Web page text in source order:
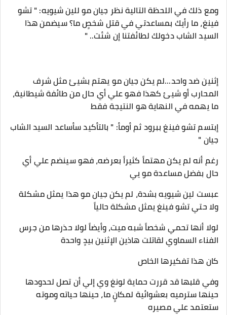
ومع ذلك في اللحظة التالية نظر جيان مو للين شيويه: " تشو
فينغ، ما رأيك بمساعدتي في قتل شخصٍ ما؟ سيضمن هذا
السيد الشاب دخولك لطائفتنا إن شئت.. "
إثنين ضد واحد...لم يكن جيان مو يهتم بشيئ مثل شرف
المحارب أو شيئ كهذا فهو علي أي حال من طائفة شيطانية،
ما يهمه في النهاية هو النتيجة فقط
إبتسم تشو فينغ ببرود ثم أومأ: " بالتأكيد سأساعد السيد الشاب
جيان "
رغم أنه لم يكن مهتماً كثيراً بعرضه، فهو سينضم علي أي
حال بفضل مساعدة مو يي
عبست لين شيويه بشدة، لم يكن جيان مو هذا يمثل مشكلة
ولا حتي تشو فينغ يمثل مشكلة حالياً
لولا أنها تحمي شخصاً شبه ميت، وأيضاً لولا حذرها من جرس
الفناء السماوي لقاتلت هاذين الإثنين بيدٍ واحدة
كان هذا تفكيرها الخاص
وفي قلبها قد قررت حماية لونغ وي إلي أن تصل لحدودها
حينها سترميه بعشوائية لمكانٍ ما، حينها حياته وموته
ستعتمد علي مصيره